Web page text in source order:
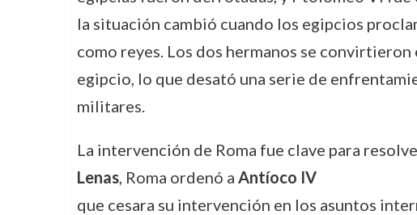
la situación cambió cuando los egipcios
como reyes. Los dos hermanos se
egipcio, lo que desató una serie de
militares.
La intervención de Roma fue clave para
Lenas, Roma ordenó a Antíoco IV
que cesara su intervención en los asuntos